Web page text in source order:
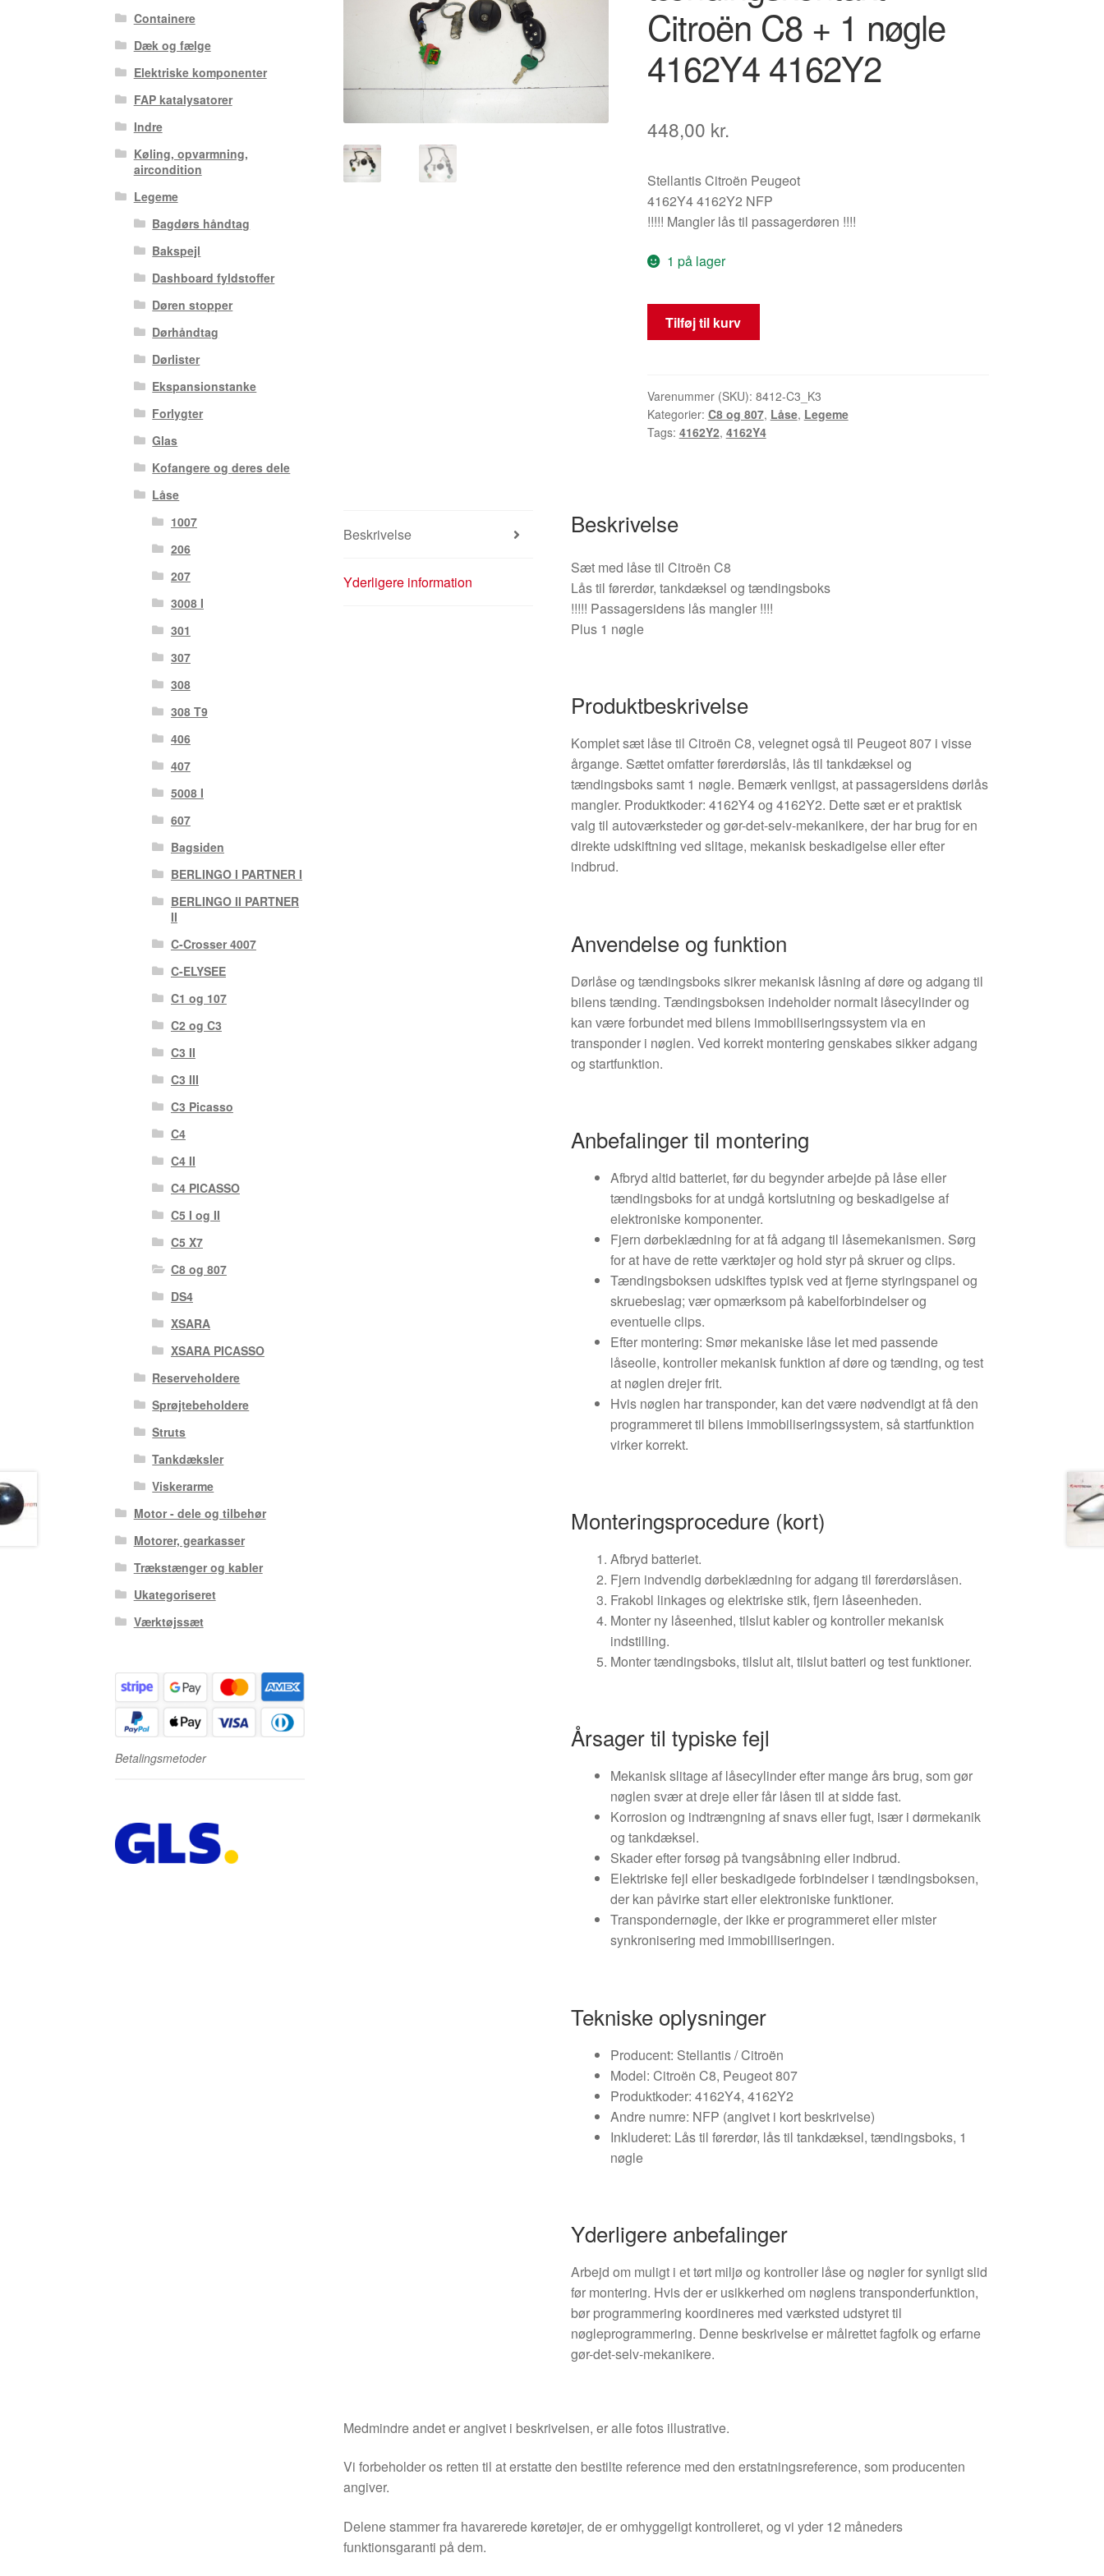
Citroën C8 + 1 nøgle
4162Y4 4162Y2
448,00 kr.
Stellantis Citroën Peugeot
4162Y4 4162Y2 NFP
!!!!! Mangler lås til passagerdøren !!!!
1 på lager
Låsesæt
C8
+
1
antal
Tilføj til kurv
Varenummer (SKU): 8412-C3_K3
Kategorier: C8 og 807, Låse, Legeme
Tags: 4162Y2, 4162Y4
Beskrivelse
Yderligere information
Beskrivelse
Sæt med låse til Citroën C8
Lås til førerdør, tankdæksel og tændingsboks
!!!!! Passagersidens lås mangler !!!!
Plus 1 nøgle
Produktbeskrivelse
Komplet sæt låse til Citroën C8, velegnet også til Peugeot 807 i visse
årgange. Sættet omfatter førerdørslås, lås til tankdæksel og
tændingsboks samt 1 nøgle. Bemærk venligst, at passagersidens dørlås
mangler. Produktkoder: 4162Y4 og 4162Y2. Dette sæt er et praktisk
valg til autoværksteder og gør-det-selv-mekanikere, der har brug for en
direkte udskiftning ved slitage, mekanisk beskadigelse eller efter
indbrud.
Anvendelse og funktion
Dørlåse og tændingsboks sikrer mekanisk låsning af døre og adgang til
bilens tænding. Tændingsboksen indeholder normalt låsecylinder og
kan være forbundet med bilens immobiliseringssystem via en
transponder i nøglen. Ved korrekt montering genskabes sikker adgang
og startfunktion.
Anbefalinger til montering
Afbryd altid batteriet, før du begynder arbejde på låse eller
tændingsboks for at undgå kortslutning og beskadigelse af
elektroniske komponenter.
Fjern dørbeklædning for at få adgang til låsemekanismen. Sørg
for at have de rette værktøjer og hold styr på skruer og clips.
Tændingsboksen udskiftes typisk ved at fjerne styringspanel og
skruebeslag; vær opmærksom på kabelforbindelser og
eventuelle clips.
Efter montering: Smør mekaniske låse let med passende
låseolie, kontroller mekanisk funktion af døre og tænding, og test
at nøglen drejer frit.
Hvis nøglen har transponder, kan det være nødvendigt at få den
programmeret til bilens immobiliseringssystem, så startfunktion
virker korrekt.
Monteringsprocedure (kort)
Afbryd batteriet.
Fjern indvendig dørbeklædning for adgang til førerdørslåsen.
Frakobl linkages og elektriske stik, fjern låseenheden.
Monter ny låseenhed, tilslut kabler og kontroller mekanisk
indstilling.
Monter tændingsboks, tilslut alt, tilslut batteri og test funktioner.
Årsager til typiske fejl
Mekanisk slitage af låsecylinder efter mange års brug, som gør
nøglen svær at dreje eller får låsen til at sidde fast.
Korrosion og indtrængning af snavs eller fugt, især i dørmekanik
og tankdæksel.
Skader efter forsøg på tvangsåbning eller indbrud.
Elektriske fejl eller beskadigede forbindelser i tændingsboksen,
der kan påvirke start eller elektroniske funktioner.
Transpondernøgle, der ikke er programmeret eller mister
synkronisering med immobilliseringen.
Tekniske oplysninger
Producent: Stellantis / Citroën
Model: Citroën C8, Peugeot 807
Produktkoder: 4162Y4, 4162Y2
Andre numre: NFP (angivet i kort beskrivelse)
Inkluderet: Lås til førerdør, lås til tankdæksel, tændingsboks, 1
nøgle
Yderligere anbefalinger
Arbejd om muligt i et tørt miljø og kontroller låse og nøgler for synligt slid
før montering. Hvis der er usikkerhed om nøglens transponderfunktion,
bør programmering koordineres med værksted udstyret til
nøgleprogrammering. Denne beskrivelse er målrettet fagfolk og erfarne
gør-det-selv-mekanikere.
Medmindre andet er angivet i beskrivelsen, er alle fotos illustrative.
Vi forbeholder os retten til at erstatte den bestilte reference med den erstatningsreference, som producenten
angiver.
Delene stammer fra havarerede køretøjer, de er omhyggeligt kontrolleret, og vi yder 12 måneders
funktionsgaranti på dem.
Containere
Dæk og fælge
Elektriske komponenter
FAP katalysatorer
Indre
Køling, opvarmning,
aircondition
Legeme
Bagdørs håndtag
Bakspejl
Dashboard fyldstoffer
Døren stopper
Dørhåndtag
Dørlister
Ekspansionstanke
Forlygter
Glas
Kofangere og deres dele
Låse
1007
206
207
3008 I
301
307
308
308 T9
406
407
5008 I
607
Bagsiden
BERLINGO I PARTNER I
BERLINGO II PARTNER
II
C-Crosser 4007
C-ELYSEE
C1 og 107
C2 og C3
C3 II
C3 III
C3 Picasso
C4
C4 II
C4 PICASSO
C5 I og II
C5 X7
C8 og 807
DS4
XSARA
XSARA PICASSO
Reserveholdere
Sprøjtebeholdere
Struts
Tankdæksler
Viskerarme
Motor - dele og tilbehør
Motorer, gearkasser
Trækstænger og kabler
Ukategoriseret
Værktøjssæt
Betalingsmetoder